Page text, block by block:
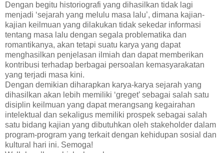
Dengan begitu historiografi yang dihasilkan tidak lagi
menjadi ‘sejarah yang melulu masa lalu’, dimana kajian-
kajian keilmuan yang dilakukan tidak sekedar informasi
tentang masa lalu dengan segala problematika dan
romantikanya, akan tetapi suatu karya yang dapat
menghasilkan penjelasan ilmiah dan dapat memberikan
kontribusi terhadap berbagai persoalan kemasyarakatan
yang terjadi masa kini.
Dengan demikian diharapkan karya-karya sejarah yang
dihasilkan akan lebih memiliki ‘greget’ sebagai salah satu
disiplin keilmuan yang dapat merangsang kegairahan
intelektual dan sekaligus memiliki prospek sebagai salah
satu bidang kajian yang dibutuhkan oleh stakeholder dalam
program-program yang terkait dengan kehidupan sosial dan
kultural hari ini. Semoga!